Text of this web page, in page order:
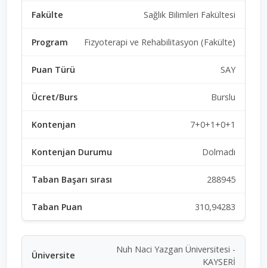
Sağlık Bilimleri Fakültesi
Fizyoterapi ve Rehabilitasyon (Fakülte)
SAY
Burslu
7+0+1+0+1
Dolmadı
288945
310,94283
Nuh Naci Yazgan Üniversitesi -
KAYSERİ